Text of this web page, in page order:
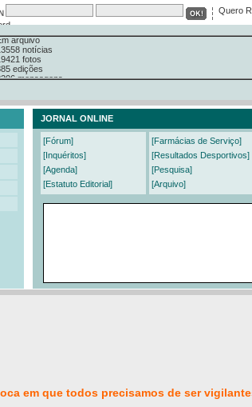
Quero
arquivo
notícias
fotos
edições
mensagens
JORNAL ONLINE
[Fórum]
[Inquéritos]
[Agenda]
[Estatuto Editorial]
[Farmácias de Serviço]
[Resultados Desportivos]
[Pesquisa]
[Arquivo]
em que todos precisamos de ser